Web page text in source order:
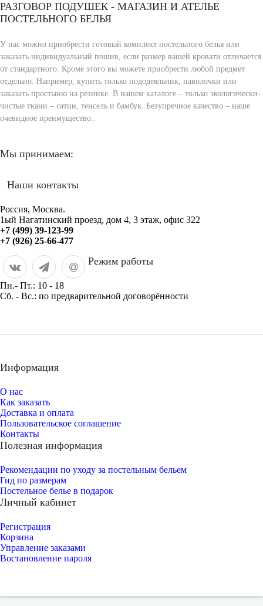
РАЗГОВОР ПОДУШЕК - МАГАЗИН И АТЕЛЬЕ
ПОСТЕЛЬНОГО БЕЛЬЯ
У нас можно приобрести готовый комплект постельного белья или
заказать индивидуальный пошив, если размер вашей кровати отличается
от стандартного. Кроме этого вы можете приобрести любой предмет
отдельно. Например, купить только пододеяльник, наволочки или
заказать простыню на резинке. В нашем каталоге – только экологически-
чистые ткани – сатин, тенсель и бамбук. Безупречное качество – наше
очевидное преимущество..
Мы принимаем:
Наши контакты
Россия, Москва.
1ый Нагатинский проезд, дом 4, 3 этаж, офис 322
+7 (499) 39-123-99
+7 (926) 25-66-477
Режим работы
Пн.- Пт.: 10 - 18
Сб. - Вс.: по предварительной договорённости
Информация
О нас
Как заказать
Доставка и оплата
Пользовательское соглашение
Контакты
Полезная информация
Рекомендации по уходу за постельным бельем
Гид по размерам
Постельное белье в подарок
Личный кабинет
Регистрация
Корзина
Управление заказами
Востановление пароля